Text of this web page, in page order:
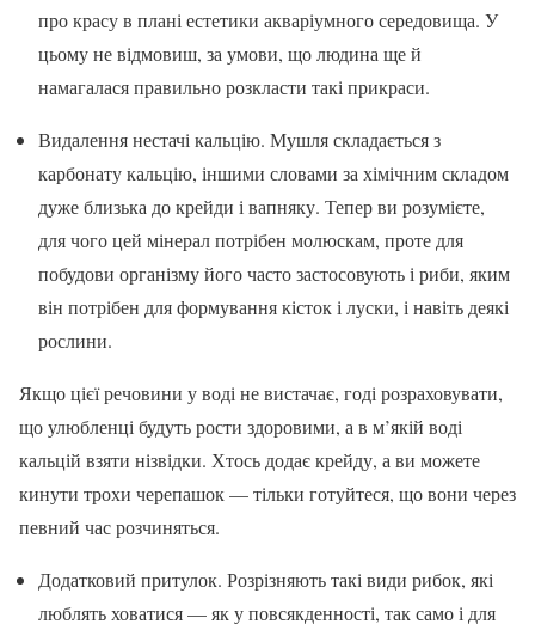
про красу в плані естетики акваріумного середовища. У
цьому не відмовиш, за умови, що людина ще й
намагалася правильно розкласти такі прикраси.
Видалення нестачі кальцію. Мушля складається з
карбонату кальцію, іншими словами за хімічним складом
дуже близька до крейди і вапняку. Тепер ви розумієте,
для чого цей мінерал потрібен молюскам, проте для
побудови організму його часто застосовують і риби, яким
він потрібен для формування кісток і луски, і навіть деякі
рослини.
Якщо цієї речовини у воді не вистачає, годі розраховувати,
що улюбленці будуть рости здоровими, а в м’якій воді
кальцій взяти нізвідки. Хтось додає крейду, а ви можете
кинути трохи черепашок — тільки готуйтеся, що вони через
певний час розчиняться.
Додатковий притулок. Розрізняють такі види рибок, які
люблять ховатися — як у повсякденності, так само і для